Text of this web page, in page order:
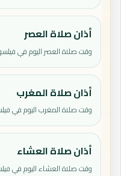
أذان صلاة العصر
وقت صلاة العصر اليوم في
أذان صلاة المغرب
وقت صلاة المغرب اليوم في
أذان صلاة العشاء
وقت صلاة العشاء اليوم في